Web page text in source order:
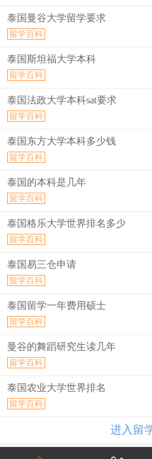
泰国曼谷大学留学要求
留学百科
泰国斯坦福大学本科
留学百科
泰国法政大学本科sat要求
留学百科
泰国东方大学本科多少钱
留学百科
泰国的本科是几年
留学百科
泰国格乐大学世界排名多少
留学百科
泰国易三仓申请
留学百科
泰国留学一年费用硕士
留学百科
曼谷的舞蹈研究生读几年
留学百科
泰国农业大学世界排名
留学百科
进入留